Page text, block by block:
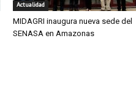
Actualidad
MIDAGRI inaugura nueva sede del
SENASA en Amazonas